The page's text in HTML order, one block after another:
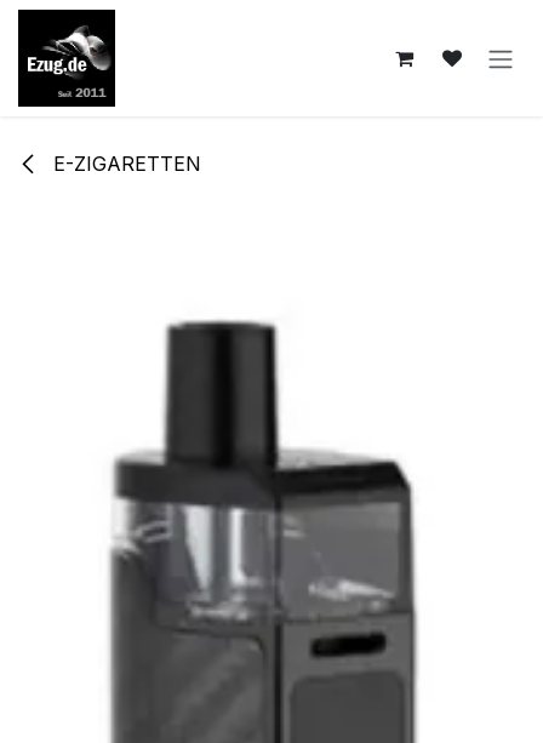
Zum Inhalt springen
E-ZIGARETTEN